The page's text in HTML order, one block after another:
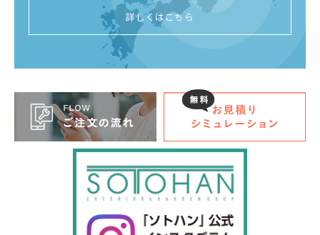
詳しくはこちら